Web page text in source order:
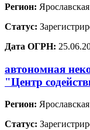
Регион:
Статус:
Дата ОГРН:
автономная
"Центр
Регион:
Статус: